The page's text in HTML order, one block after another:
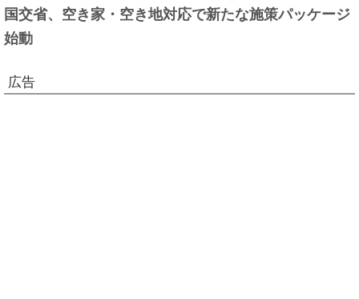
国交省、空き家・空き地対応で新たな施策パッケージ
始動
広告